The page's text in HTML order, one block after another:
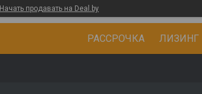
Начать продавать на Deal.by
РАССРОЧКА ЛИЗИНГ